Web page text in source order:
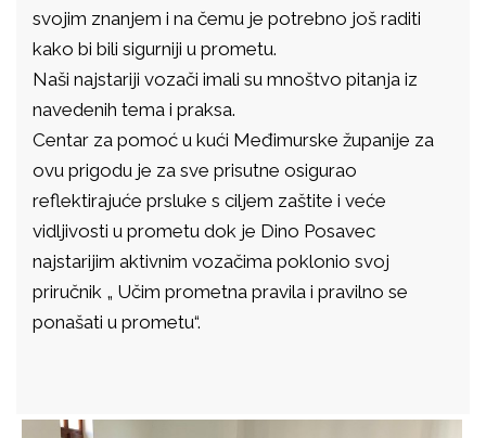
svojim znanjem i na čemu je potrebno još raditi
kako bi bili sigurniji u prometu.
Naši najstariji vozači imali su mnoštvo pitanja iz
navedenih tema i praksa.
Centar za pomoć u kući Međimurske županije za
ovu prigodu je za sve prisutne osigurao
reflektirajuće prsluke s ciljem zaštite i veće
vidljivosti u prometu dok je Dino Posavec
najstarijim aktivnim vozačima poklonio svoj
priručnik „ Učim prometna pravila i pravilno se
ponašati u prometu“.